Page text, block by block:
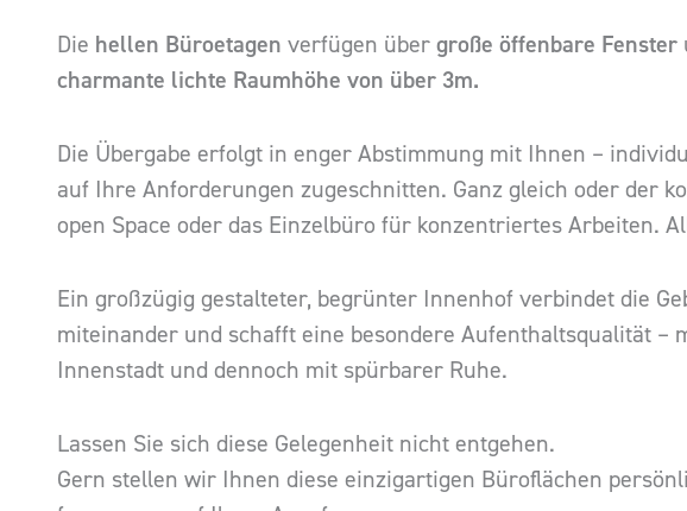
Die hellen Büroetagen verfügen über große öffenbare Fenster
charmante lichte Raumhöhe von über 3m.
Die Übergabe erfolgt in enger Abstimmung mit Ihnen –
auf Ihre Anforderungen zugeschnitten. Ganz gleich oder der
open Space oder das Einzelbüro für konzentriertes Arbeiten.
Ein großzügig gestalteter, begrünter Innenhof verbindet die
miteinander und schafft eine besondere Aufenthaltsqualität –
Innenstadt und dennoch mit spürbarer Ruhe.
Lassen Sie sich diese Gelegenheit nicht entgehen.
Gern stellen wir Ihnen diese einzigartigen Büroflächen